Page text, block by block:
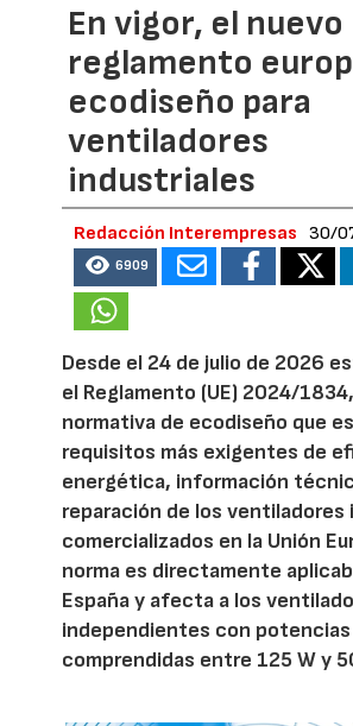
En vigor, el nuevo
reglamento
ecodiseño para
ventiladores
industriales
Redacción Interempresas 30/
6909
Desde el 24 de julio de 2026
el Reglamento (UE) 2024/
normativa de ecodiseño que
requisitos más exigentes de
energética, información
reparación de los ventiladores
comercializados en la Unión
norma es directamente
España y afecta a los
independientes con potencias
comprendidas entre 125 W y